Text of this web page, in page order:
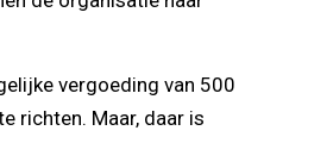
vergoeding van 500
richten. Maar, daar is